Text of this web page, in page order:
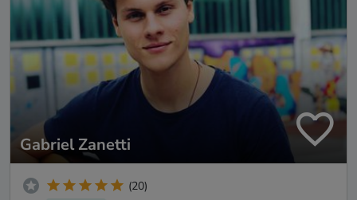
Gabriel Zanetti
(20)